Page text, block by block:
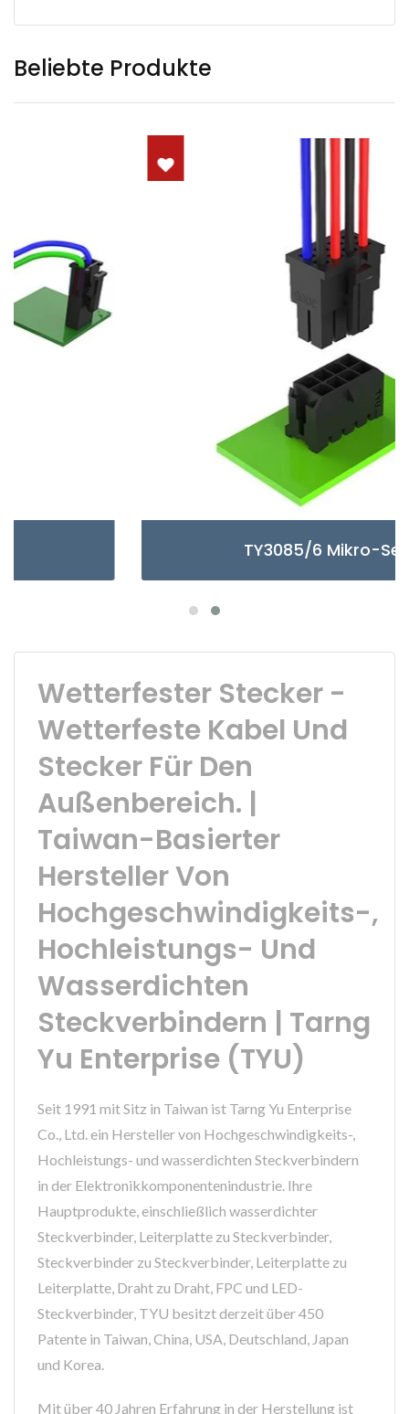
Beliebte Produkte
TY3085/6 Mikro-Serie
Wetterfester Stecker -
Wetterfeste Kabel Und
Stecker Für Den
Außenbereich. |
Taiwan-Basierter
Hersteller Von
Hochgeschwindigkeits-,
Hochleistungs- Und
Wasserdichten
Steckverbindern | Tarng
Yu Enterprise (TYU)
Seit 1991 mit Sitz in Taiwan ist Tarng Yu Enterprise
Co., Ltd. ein Hersteller von Hochgeschwindigkeits-,
Hochleistungs- und wasserdichten Steckverbindern
in der Elektronikkomponentenindustrie. Ihre
Hauptprodukte, einschließlich wasserdichter
Steckverbinder, Leiterplatte zu Steckverbinder,
Steckverbinder zu Steckverbinder, Leiterplatte zu
Leiterplatte, Draht zu Draht, FPC und LED-
Steckverbinder, TYU besitzt derzeit über 450
Patente in Taiwan, China, USA, Deutschland, Japan
und Korea.
Mit über 40 Jahren Erfahrung in der Herstellung ist